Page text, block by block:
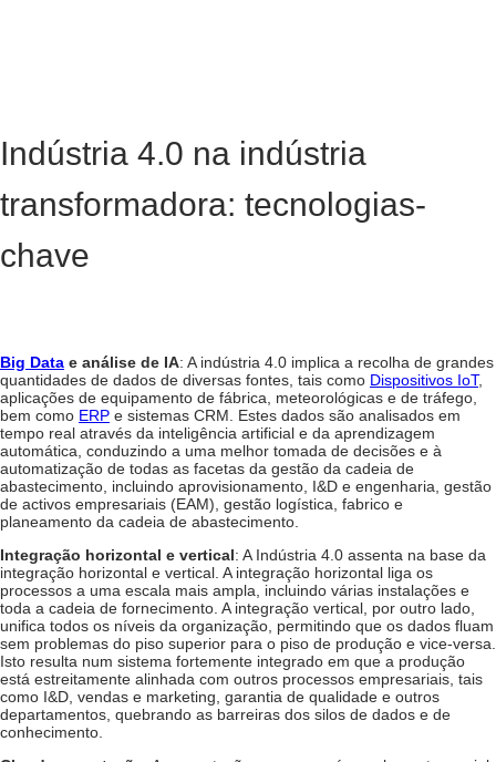
Indústria 4.0 na indústria
transformadora: tecnologias-
chave
Big Data e análise de IA: A indústria 4.0 implica a recolha de grandes
quantidades de dados de diversas fontes, tais como Dispositivos IoT,
aplicações de equipamento de fábrica, meteorológicas e de tráfego,
bem como ERP e sistemas CRM. Estes dados são analisados em
tempo real através da inteligência artificial e da aprendizagem
automática, conduzindo a uma melhor tomada de decisões e à
automatização de todas as facetas da gestão da cadeia de
abastecimento, incluindo aprovisionamento, I&D e engenharia, gestão
de activos empresariais (EAM), gestão logística, fabrico e
planeamento da cadeia de abastecimento.
Integração horizontal e vertical: A Indústria 4.0 assenta na base da
integração horizontal e vertical. A integração horizontal liga os
processos a uma escala mais ampla, incluindo várias instalações e
toda a cadeia de fornecimento. A integração vertical, por outro lado,
unifica todos os níveis da organização, permitindo que os dados fluam
sem problemas do piso superior para o piso de produção e vice-versa.
Isto resulta num sistema fortemente integrado em que a produção
está estreitamente alinhada com outros processos empresariais, tais
como I&D, vendas e marketing, garantia de qualidade e outros
departamentos, quebrando as barreiras dos silos de dados e de
conhecimento.